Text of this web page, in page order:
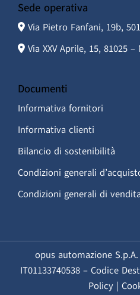
Sede operativa
Via Pietro Fanfani, 19b,
Via XXV Aprile, 15, 81025
Documenti
Informativa fornitori
Informativa clienti
Bilancio di sostenibilità
Condizioni generali
Condizioni generali di vendita
opus automazione
IT01133740538 – Codice
Policy |